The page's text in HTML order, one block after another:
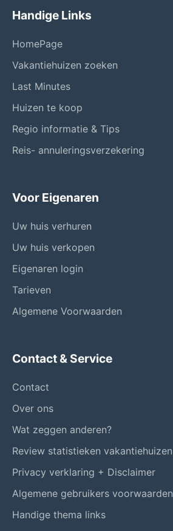
Handige Links
HomePage
Vakantiehuizen zoeken
Last Minutes
Huizen te koop
Regio informatie & Tips
Reis- annuleringsverzekering
Voor Eigenaren
Uw huis verhuren
Uw huis verkopen
Eigenaren login
Tarieven
Algemene Voorwaarden
Contact & Service
Contact
Over ons
Wat zeggen anderen?
Review statistieken vakantiehuizen
Privacy verklaring + Disclaimer
Algemene gebruikers voorwaarden
Handige thema links